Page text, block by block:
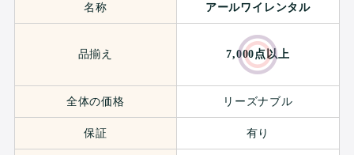
名称 アールワイレンタル
品揃え 7,000点以上
全体の価格 リーズナブル
保証 有り